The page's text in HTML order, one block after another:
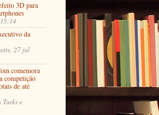
3D para
da
27 jul
comemora
competição
de até
e